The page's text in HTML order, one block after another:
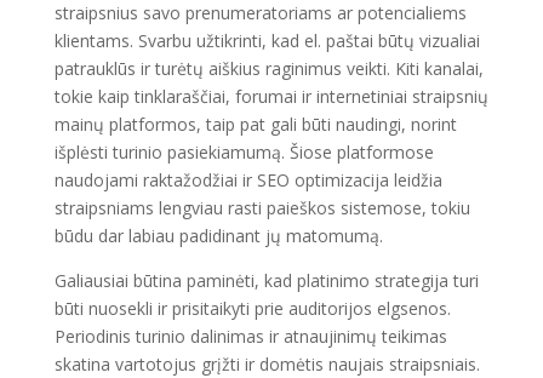
straipsnius savo prenumeratoriams ar potencialiems
klientams. Svarbu užtikrinti, kad el. paštai būtų vizualiai
patrauklūs ir turėtų aiškius raginimus veikti. Kiti kanalai,
tokie kaip tinklaraščiai, forumai ir internetiniai straipsnių
mainų platformos, taip pat gali būti naudingi, norint
išplėsti turinio pasiekiamumą. Šiose platformose
naudojami raktažodžiai ir SEO optimizacija leidžia
straipsniams lengviau rasti paieškos sistemose, tokiu
būdu dar labiau padidinant jų matomumą.
Galiausiai būtina paminėti, kad platinimo strategija turi
būti nuosekli ir prisitaikyti prie auditorijos elgsenos.
Periodinis turinio dalinimas ir atnaujinimų teikimas
skatina vartotojus grįžti ir domėtis naujais straipsniais.